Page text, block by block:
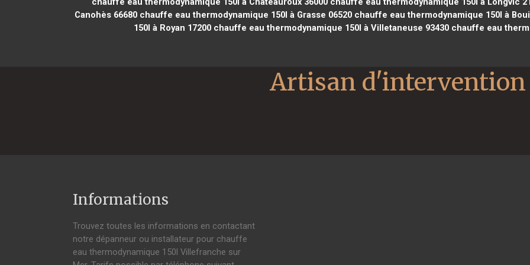
Canohès 66680chauffe eau thermodynamique 150l à Grasse 06520chauffe eau thermodynamique 150l à
150l à Royan 17200 chauffe eau thermodynamique 150l à Villetaneuse 93430 chauffe eau
Informations
Trouvez toutes les informations en contactant
notre dépanneur ou installateur pour chauffe
eau thermodynamique 150l Villefranche sur
Artisan d'intervention